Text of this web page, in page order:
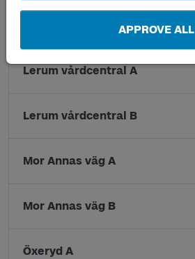
APPROVE ALL
Lerum vårdcentral A
Lerum vårdcentral B
Mor Annas väg A
Mor Annas väg B
Öxeryd A